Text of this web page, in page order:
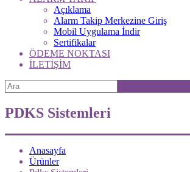
Açıklama
Alarm Takip Merkezine Giriş
Mobil Uygulama İndir
Sertifikalar
ÖDEME NOKTASI
İLETİŞİM
PDKS Sistemleri
Anasayfa
Ürünler